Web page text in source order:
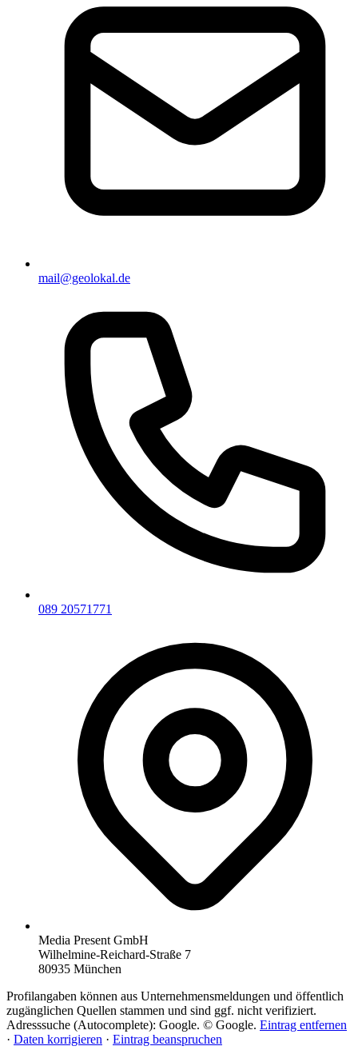
mail@geolokal.de
089 20571771
Media Present GmbH
Wilhelmine-Reichard-Straße 7
80935 München
Profilangaben können aus Unternehmensmeldungen und öffentlich
zugänglichen Quellen stammen und sind ggf. nicht verifiziert.
Adresssuche (Autocomplete): Google. © Google. Eintrag entfernen
· Daten korrigieren · Eintrag beanspruchen